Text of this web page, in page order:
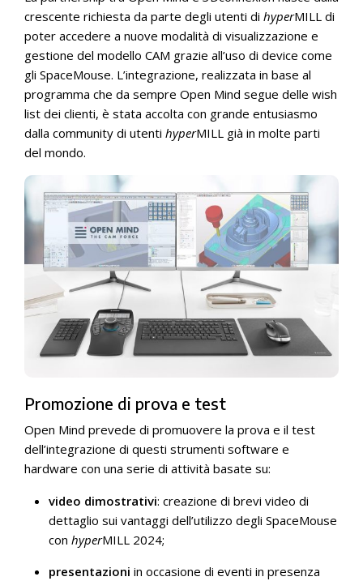
crescente richiesta da parte degli utenti di hyperMILL di
poter accedere a nuove modalità di visualizzazione e
gestione del modello CAM grazie all’uso di device come
gli SpaceMouse. L’integrazione, realizzata in base al
programma che da sempre Open Mind segue delle wish
list dei clienti, è stata accolta con grande entusiasmo
dalla community di utenti hyperMILL già in molte parti
del mondo.
Promozione di prova e test
Open Mind prevede di promuovere la prova e il test
dell’integrazione di questi strumenti software e
hardware con una serie di attività basate su:
video dimostrativi: creazione di brevi video di
dettaglio sui vantaggi dell’utilizzo degli SpaceMouse
con hyperMILL 2024;
presentazioni in occasione di eventi in presenza